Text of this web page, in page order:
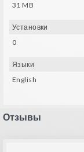
31 MB
Установки
0
Языки
English
Отзывы